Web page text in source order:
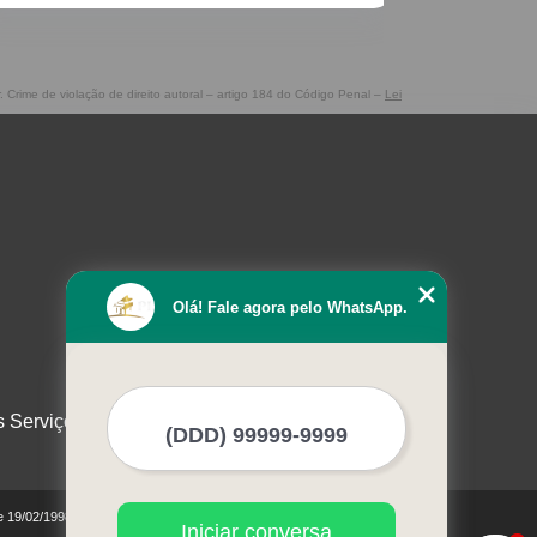
de violação de direito autoral – artigo 184 do Código Penal – Lei
Serviços
02/1998)
Olá! Fale agora pelo WhatsApp.
Iniciar conversa